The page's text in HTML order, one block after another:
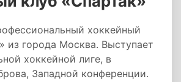
хоккейный
из города Москва. Выступает
хоккейной лиге, в
Западной конференции.